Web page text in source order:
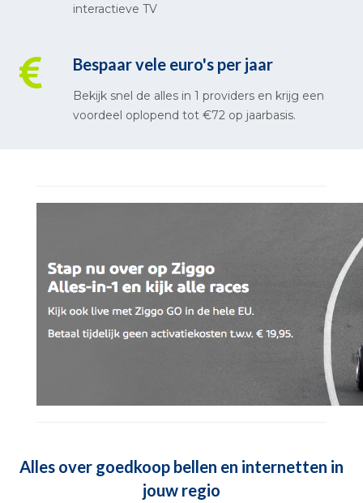
interactieve TV
Bespaar vele euro's per jaar
Bekijk snel de alles in 1 providers en krijg een
voordeel oplopend tot €72 op jaarbasis.
Alles over goedkoop bellen en internetten in
jouw regio